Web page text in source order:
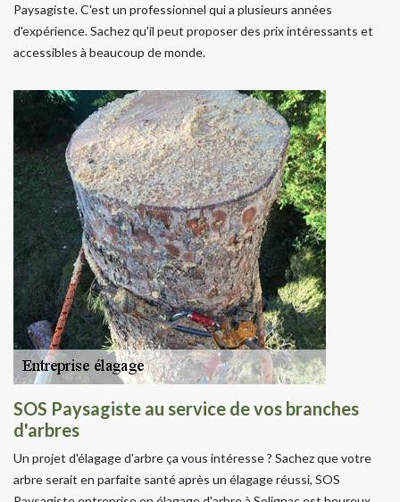
Paysagiste. C'est un professionnel qui a plusieurs années
d'expérience. Sachez qu'il peut proposer des prix intéressants et
accessibles à beaucoup de monde.
SOS Paysagiste au service de vos branches
d'arbres
Un projet d'élagage d'arbre ça vous intéresse ? Sachez que votre
arbre serait en parfaite santé après un élagage réussi, SOS